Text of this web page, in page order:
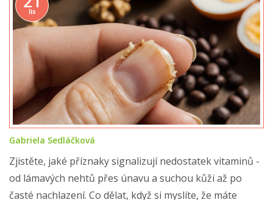
lis
Gabriela Sedláčková
Zjistěte, jaké příznaky signalizují nedostatek vitaminů -
od lámavých nehtů přes únavu a suchou kůži až po
časté nachlazení. Co dělat, když si myslíte, že máte